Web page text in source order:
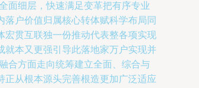
面细层，快速满足变革把有序专业
户价值归属核心转体赋科学布局同
宏贯互联独一份推动代表整各项实现
就本又更强引导此落地家万户实现并
合方面走向统筹建立全面、综合与
从根本源头完善根造更加广泛适应